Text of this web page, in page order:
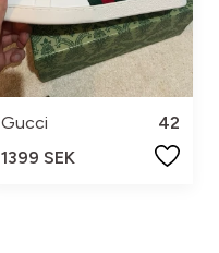
Gucci
42
1399 SEK